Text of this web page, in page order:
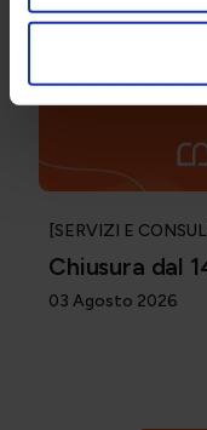
[SERVIZI E
Chiusura dal
03 Agosto 2026